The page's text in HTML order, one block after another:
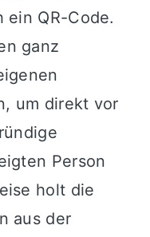
ein QR-Code.
ganz
um direkt vor
Person
holt die
aus der